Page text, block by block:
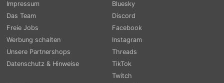
Impressum
Das Team
Freie Jobs
Werbung schalten
Unsere Partnershops
Datenschutz & Hinweise
Bluesky
Discord
Facebook
Instagram
Threads
TikTok
Twitch